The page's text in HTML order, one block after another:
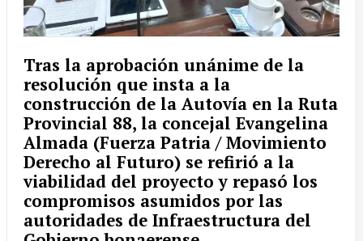
Tras la aprobación unánime de la
resolución que insta a la
construcción de la Autovía en la Ruta
Provincial 88, la concejal Evangelina
Almada (Fuerza Patria / Movimiento
Derecho al Futuro) se refirió a la
viabilidad del proyecto y repasó los
compromisos asumidos por las
autoridades de Infraestructura del